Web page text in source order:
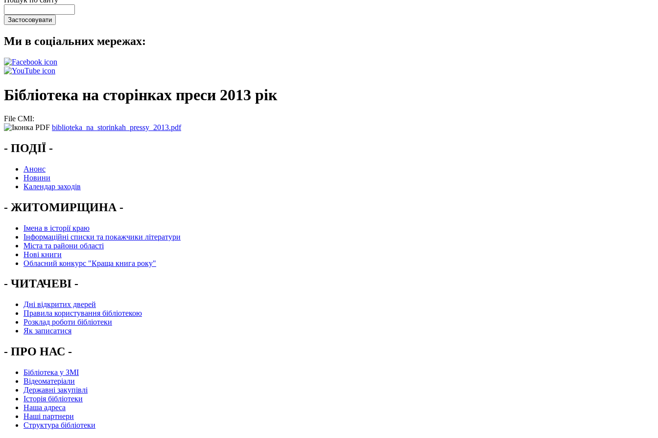
Ми в соціальних мережах:
Бібліотека на сторінках преси 2013 рік
File CMI:
biblioteka_na_storinkah_pressy_2013.pdf
- ПОДІЇ -
Анонс
Новини
Календар заходів
- ЖИТОМИРЩИНА -
Імена в історії краю
Інформаційні списки та покажчики літератури
Міста та райони області
Нові книги
Обласний конкурс "Краща книга року"
- ЧИТАЧЕВІ -
Дні відкритих дверей
Правила користування бібліотекою
Розклад роботи бібліотеки
Як записатися
- ПРО НАС -
Бібліотека у ЗМІ
Відеоматеріали
Державні закупівлі
Історія бібліотеки
Наша адреса
Наші партнери
Структура бібліотеки